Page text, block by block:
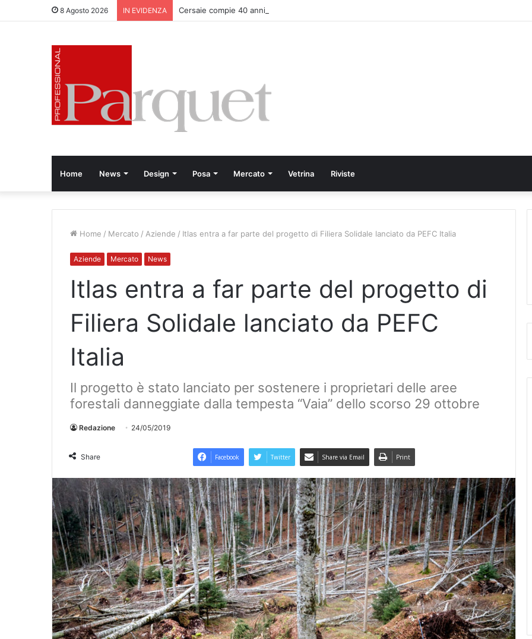
8 Agosto 2026 IN EVIDENZA Cersaie compie 40 anni
Home News Design Posa Mercato Vetrina Riviste
Home / Mercato / Aziende / Itlas entra a far parte del progetto di Filiera Solidale lanciato da PEFC Italia
Aziende Mercato News
Itlas entra a far parte del progetto di
Filiera Solidale lanciato da PEFC
Italia
Il progetto è stato lanciato per sostenere i proprietari delle aree
forestali danneggiate dalla tempesta “Vaia” dello scorso 29 ottobre
Redazione 24/05/2019
Share Facebook Twitter Share via Email Print